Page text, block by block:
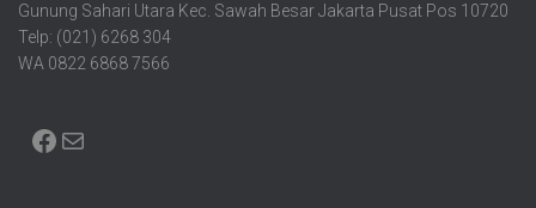
Gunung Sahari Utara Kec. Sawah Besar Jakarta Pusat Pos 10720
Telp: (021) 6268 304
WA 0822 6868 7566
FACEBOOK